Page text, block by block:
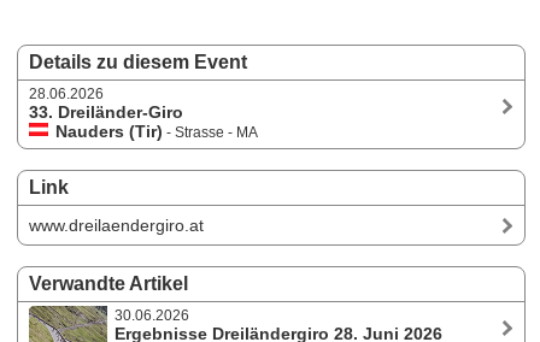
Details zu diesem Event
28.06.2026
33. Dreiländer-Giro
Nauders (Tir) - Strasse - MA
Link
www.dreilaendergiro.at
Verwandte Artikel
30.06.2026
Ergebnisse Dreiländergiro 28. Juni 2026